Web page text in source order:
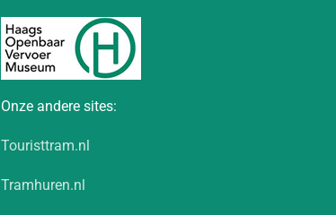
Onze andere sites:
Touristtram.nl
Tramhuren.nl